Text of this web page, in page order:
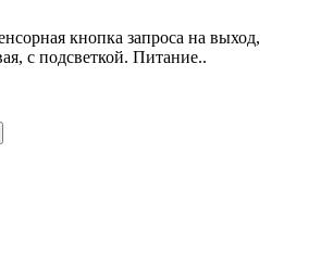
кнопка запроса на выход,
с подсветкой. Питание..